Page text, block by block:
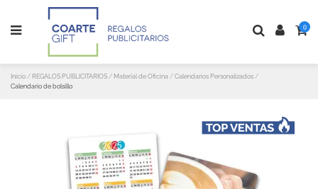
0
Inicio REGALOS PUBLICITARIOS Material de Oficina
Calendarios Personalizados
Calendario de bolsillo